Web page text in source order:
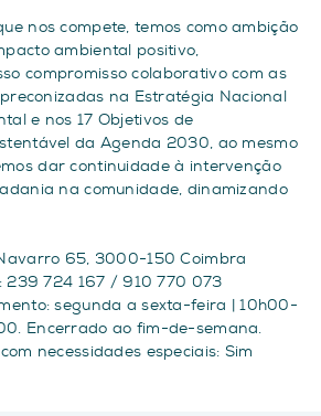
nos compete, temos como ambição
ambiental positivo,
compromisso colaborativo com as
na Estratégia Nacional
e nos 17 Objetivos de
da Agenda 2030, ao mesmo
dar continuidade à intervenção
na comunidade, dinamizando
65, 3000-150 Coimbra
239 724 167 / 910 770 073
segunda a sexta-feira | 10h00-
Encerrado ao fim-de-semana.
necessidades especiais: Sim